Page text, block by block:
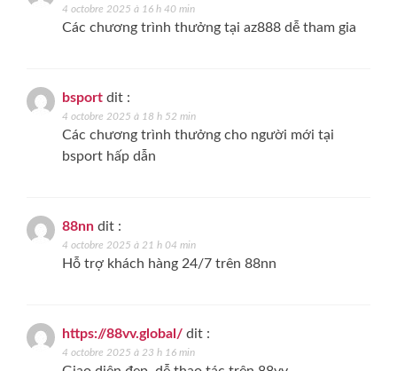
4 octobre 2025 à 16 h 40 min
Các chương trình thưởng tại az888 dễ tham gia
bsport dit :
4 octobre 2025 à 18 h 52 min
Các chương trình thưởng cho người mới tại
bsport hấp dẫn
88nn dit :
4 octobre 2025 à 21 h 04 min
Hỗ trợ khách hàng 24/7 trên 88nn
https://88vv.global/ dit :
4 octobre 2025 à 23 h 16 min